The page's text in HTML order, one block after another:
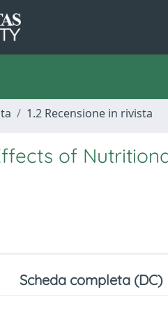
1.2 Recensione in rivista
of
Scheda completa (DC)